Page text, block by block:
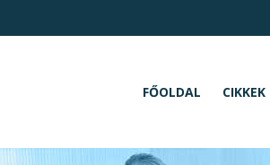
FŐOLDAL CIKKEK